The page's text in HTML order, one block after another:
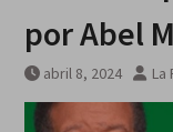
por Abel
abril 8, 2024 La